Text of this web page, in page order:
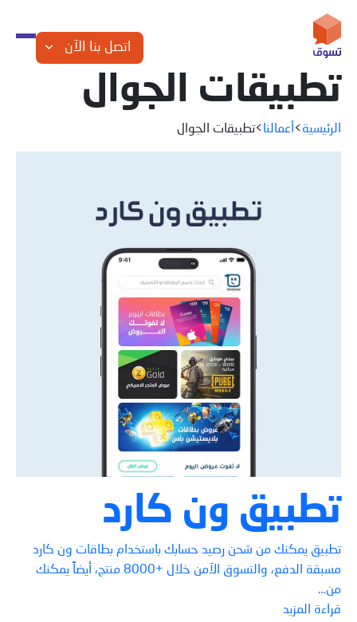
اتصل بنا الآن
تطبيقات الجوال
الرئيسية> أعمالنا>تطبيقات الجوال
تطبيق ون كارد
تطبيق يمكنك من شحن رصيد حسابك باستخدام بطاقات ون كارد
مسبقة الدفع، والتسوق الآمن خلال +8000 منتج، أيضاً يمكنك
من…
قراءة المزيد